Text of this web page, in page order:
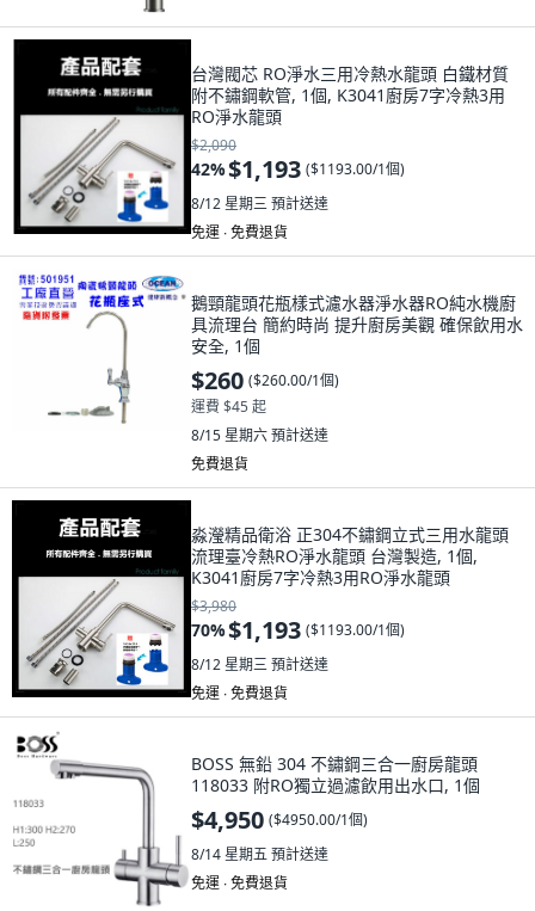
台灣閥芯 RO淨水三用冷熱水龍頭 白鐵材質
附不鏽鋼軟管, 1個, K3041廚房7字冷熱3用
RO淨水龍頭
$2,090
42%$1,193 ($1193.00/1個)
8/12 星期三預計送達
免運 ∙ 免費退貨
鵝頸龍頭花瓶樣式濾水器淨水器RO純水機廚
具流理台 簡約時尚 提升廚房美觀 確保飲用水
安全, 1個
$260 ($260.00/1個)
運費 $45 起
8/15 星期六預計送達
免費退貨
淼瀅精品衛浴 正304不鏽鋼立式三用水龍頭
流理臺冷熱RO淨水龍頭 台灣製造, 1個,
K3041廚房7字冷熱3用RO淨水龍頭
$3,980
70%$1,193 ($1193.00/1個)
8/12 星期三預計送達
免運 ∙ 免費退貨
BOSS 無鉛 304 不鏽鋼三合一廚房龍頭
118033 附RO獨立過濾飲用出水口, 1個
$4,950 ($4950.00/1個)
8/14 星期五預計送達
免運 ∙ 免費退貨